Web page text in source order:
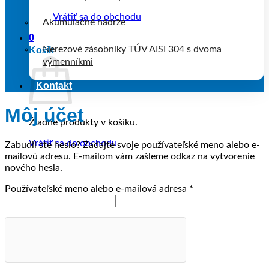
Vrátiť sa do obchodu
0
Košík
Žiadne produkty v košíku.
Vrátiť sa do obchodu
Akumulačné nádrže
Nerezové zásobníky TÚV AISI 304 s dvoma
výmenníkmi
Kontakt
Môj účet
Zabudli ste heslo? Zadajte svoje používateľské meno alebo e-
mailovú adresu. E-mailom vám zašleme odkaz na vytvorenie
nového hesla.
Používateľské meno alebo e-mailová adresa *